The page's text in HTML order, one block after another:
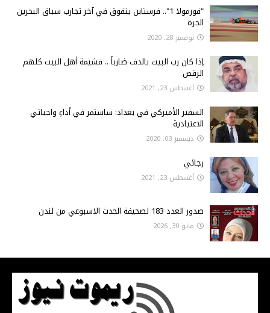
"فورمولا 1".. فرستابن يتفوق في آخر تجارب سباق البحرين
الحرة
نوفمبر 28, 2020
إذا كان رب البيت بالدف ضارباً .. فشيمة أهل البيت كلهم
الرقص
أغسطس 23, 2021
السفير الأميركي في بغداد: ساستمر في أداءِ واجباتي
الاعتيادية
ديسمبر 03, 2020
رجائي
أغسطس 23, 2021
صدور العدد 183 لصحيفة الحدث الاسبوعي من لندن
مايو 30, 2026